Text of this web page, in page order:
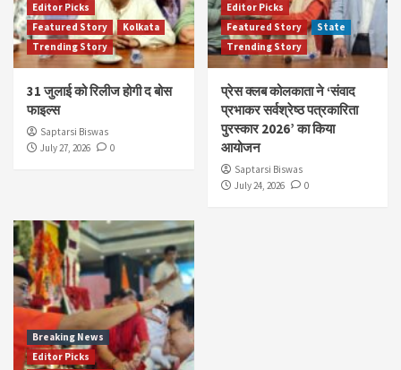
Editor Picks
Featured Story
Kolkata
Trending Story
31 जुलाई को रिलीज होगी द बोस
फाइल्स
Saptarsi Biswas
July 27, 2026
0
Editor Picks
Featured Story
State
Trending Story
प्रेस क्लब कोलकाता ने ‘संवाद
प्रभाकर सर्वश्रेष्ठ पत्रकारिता
पुरस्कार 2026’ का किया
आयोजन
Saptarsi Biswas
July 24, 2026
0
Breaking News
Editor Picks